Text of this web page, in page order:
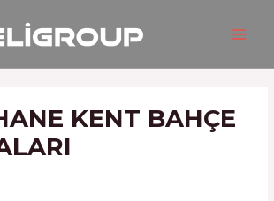
KENT BAHÇE